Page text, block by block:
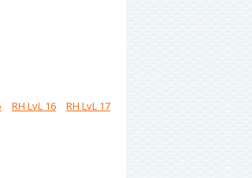
RH LvL 16
RH LvL 17